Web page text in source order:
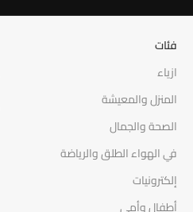
فئات
ازياء
المنزل والمعيشة
الصحة والجمال
في الهواء الطلق والرياضة
إلكترونيات
أطفال وأمي